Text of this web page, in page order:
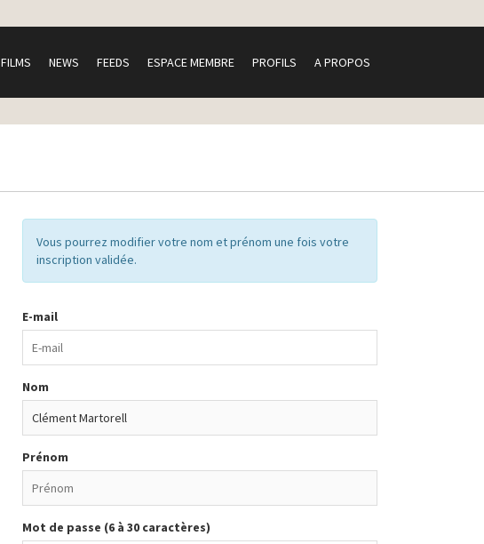
FILMS NEWS FEEDS ESPACE MEMBRE PROFILS A PROPOS
Vous pourrez modifier votre nom et prénom une fois votre
inscription validée.
E-mail
Nom
Prénom
Mot de passe (6 à 30 caractères)